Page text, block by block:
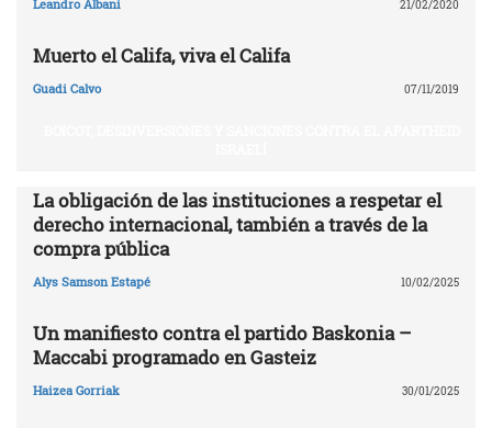
Leandro Albani 21/02/2020
Muerto el Califa, viva el Califa
Guadi Calvo 07/11/2019
La obligación de las instituciones a respetar el
derecho internacional, también a través de la
compra pública
Alys Samson Estapé 10/02/2025
Un manifiesto contra el partido Baskonia –
Maccabi programado en Gasteiz
Haizea Gorriak 30/01/2025